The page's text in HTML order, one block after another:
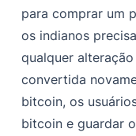
para comprar um
os indianos
qualquer
convertida
bitcoin, os
bitcoin e guardar